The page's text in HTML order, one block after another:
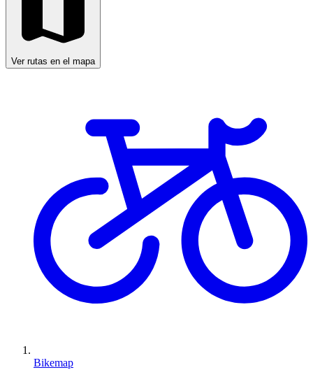
Ver rutas en el mapa
Bikemap